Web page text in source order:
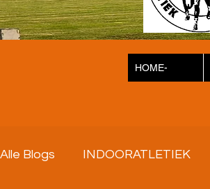
HOME-
Alle Blogs INDOORATLETIEK